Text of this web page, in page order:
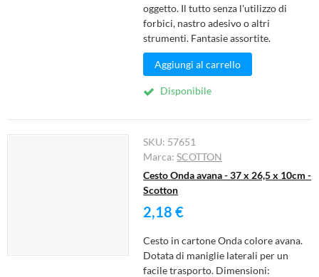
oggetto. Il tutto senza l'utilizzo di
forbici, nastro adesivo o altri
strumenti. Fantasie assortite.
Aggiungi al carrello
Disponibile
SKU: 57651
Marca:SCOTTON
Cesto Onda avana - 37 x 26,5 x 10cm -
Scotton
2,18 €
Cesto in cartone Onda colore avana.
Dotata di maniglie laterali per un
facile trasporto. Dimensioni: